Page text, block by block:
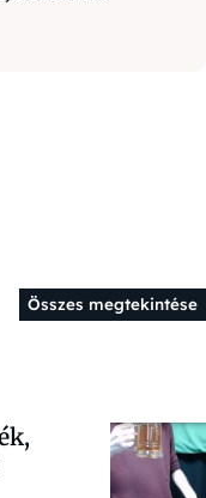
Összes megtekintése